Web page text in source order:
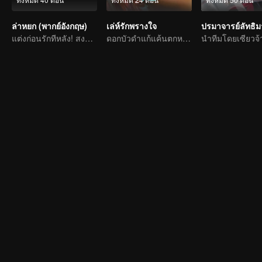
ล่าหยก (พากย์อังกฤษ)
แต่งก่อนรักทีหลัง! สงครามหลอมรักแท้
เล่ห์รักพรางใจ
ดอกบัวดำแก้แค้นตกหลุมรักนายแบดบอย
ปรมาจารย์ลัทธิ